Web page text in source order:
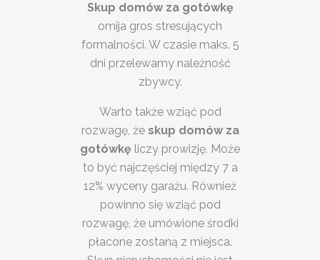
Skup domów za gotówkę
omija gros stresujących
formalności. W czasie maks. 5
dni przelewamy należność
zbywcy.
Warto także wziąć pod
rozwagę, że skup domów za
gotówkę liczy prowizję. Może
to być najczęściej między 7 a
12% wyceny garażu. Również
powinno się wziąć pod
rozwagę, że umówione środki
płacone zostaną z miejsca.